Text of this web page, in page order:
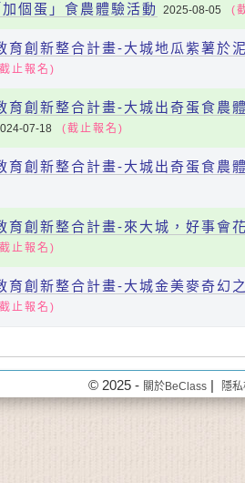
個蛋」食農體驗活動
2025-08-05 (
育創新整合計畫-大城地瓜紫薯於
止報名)
育創新整合計畫-大城出奇蛋食農
07-18 (截止報名)
育創新整合計畫-大城出奇蛋食農
育創新整合計畫-來大城，好事會
止報名)
育創新整合計畫-大城金美麥奇幻
止報名)
© 2025 - 關於BeClass | 隱